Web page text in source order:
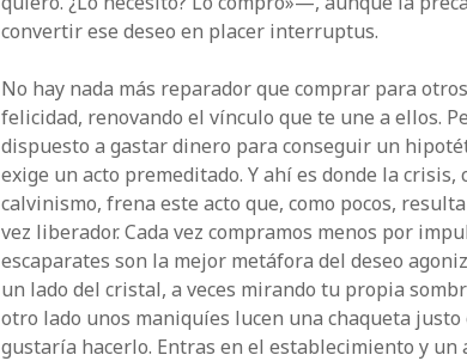
convertir ese deseo en placer interruptus.
No hay nada más reparador que comprar para
felicidad, renovando el vínculo que te une a ellos.
dispuesto a gastar dinero para conseguir un
exige un acto premeditado. Y ahí es donde la crisis,
calvinismo, frena este acto que, como pocos,
vez liberador. Cada vez compramos menos por
escaparates son la mejor metáfora del deseo
un lado del cristal, a veces mirando tu propia
otro lado unos maniquíes lucen una chaqueta justo
gustaría hacerlo. Entras en el establecimiento y un